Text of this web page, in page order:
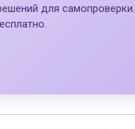
для самопроверки.